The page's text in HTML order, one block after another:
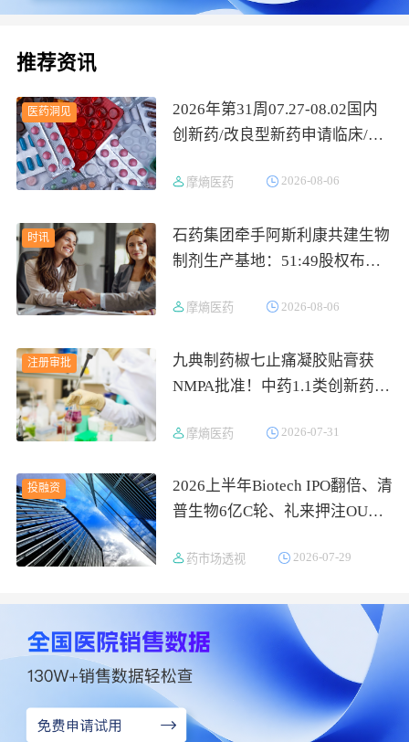
推荐资讯
医药洞见
2026年第31周07.27-08.02国内
创新药/改良型新药申请临床/获
分析摩熵医药 2026-08-06
时讯
石药集团牵手阿斯利康共建生物
制剂生产基地：51:49股权布
摩熵医药 2026-08-06
注册审批
九典制药椒七止痛凝胶贴膏获
NMPA批准！中药1.1类创新药20
摩熵医药 2026-07-31
投融资
2026上半年Biotech IPO翻倍、清
普生物6亿C轮、礼来押注OURA
制药药市场透视 2026-07-29